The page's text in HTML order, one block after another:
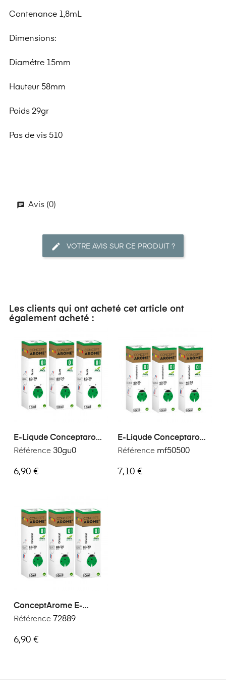
Contenance 1,8mL
Dimensions:
Diamétre 15mm
Hauteur 58mm
Poids 29gr
Pas de vis 510
Avis (0)
VOTRE AVIS SUR CE PRODUIT ?
Les clients qui ont acheté cet article ont
également acheté :
E-Liqude Conceptarome
Gum 30 Ml
Référence 30gu0
6,90 €
E-Liqude Conceptarome
Menthe Fraiche 30ml
Référence mf50500
7,10 €
ConceptArome E-
Liquide Premium Saveur
Référence 72889
6,90 €